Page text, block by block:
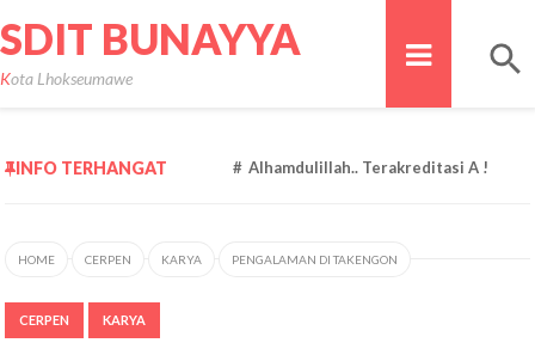
SDIT BUNAYYA
Kota Lhokseumawe
INFO TERHANGAT Alhamdulillah.. Terakreditasi A !
HOME CERPEN KARYA PENGALAMAN DI TAKENGON
CERPEN KARYA